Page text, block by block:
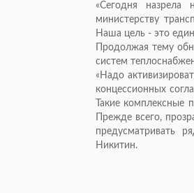
«Сегодня назрела
министерству
Наша цель - это
Продолжая тему
систем
«Надо
концессионных
Такие комплексные
Прежде всего,
предусматривать
Никитин.